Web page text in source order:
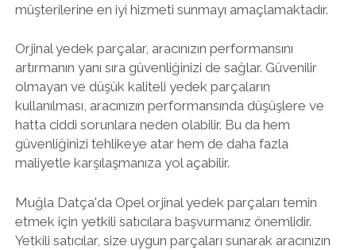
müşterilerine en iyi hizmeti sunmayı amaçlamaktadır.
Orjinal yedek parçalar, aracınızın performansını
artırmanın yanı sıra güvenliğinizi de sağlar. Güvenilir
olmayan ve düşük kaliteli yedek parçaların
kullanılması, aracınızın performansında düşüşlere ve
hatta ciddi sorunlara neden olabilir. Bu da hem
güvenliğinizi tehlikeye atar hem de daha fazla
maliyetle karşılaşmanıza yol açabilir.
Muğla Datça'da Opel orjinal yedek parçaları temin
etmek için yetkili satıcılara başvurmanız önemlidir.
Yetkili satıcılar, size uygun parçaları sunarak aracınızın